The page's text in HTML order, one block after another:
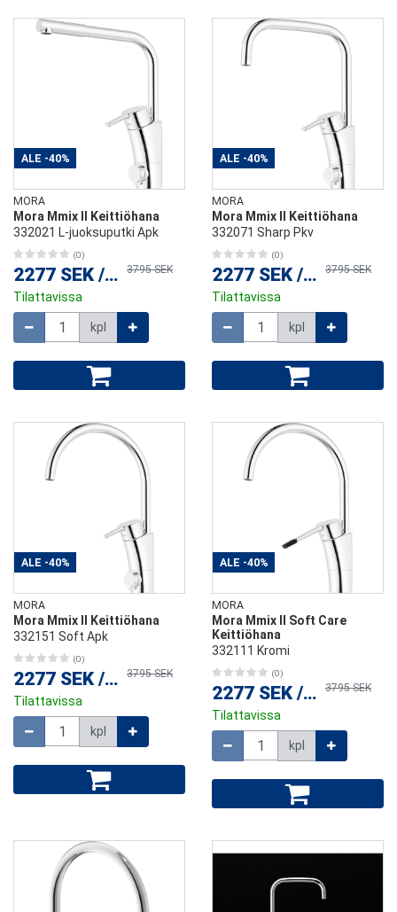
ALE -40%
MORA
Mora Mmix II Keittiöhana
332021 L-juoksuputki Apk
(0)
2277 SEK / kpl3795 SEK
Tilattavissa
kpl
ALE -40%
MORA
Mora Mmix II Keittiöhana
332071 Sharp Pkv
(0)
2277 SEK / kpl3795 SEK
Tilattavissa
kpl
ALE -40%
MORA
Mora Mmix II Keittiöhana
332151 Soft Apk
(0)
2277 SEK / kpl3795 SEK
Tilattavissa
kpl
ALE -40%
MORA
Mora Mmix II Soft Care
Keittiöhana
332111 Kromi
(0)
2277 SEK / kpl3795 SEK
Tilattavissa
kpl